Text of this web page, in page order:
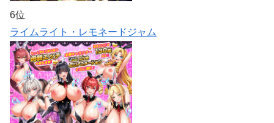
6位
ライムライト・レモネードジャム